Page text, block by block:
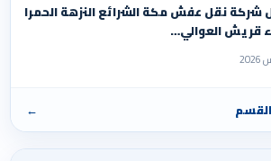
نقل عفش مكة الشرائع النزهة الحمرا
قريش العوالي…
←